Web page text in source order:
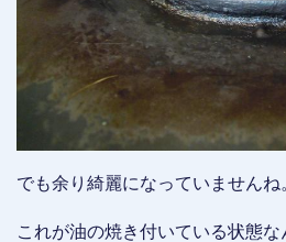
でも余り綺麗になっていませんね
これが油の焼き付いている状態な